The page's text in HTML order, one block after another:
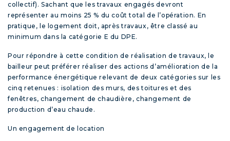
collectif). Sachant que les travaux engagés devront
représenter au moins 25 % du coût total de l’opération. En
pratique, le logement doit, après travaux, être classé au
minimum dans la catégorie E du DPE.
Pour répondre à cette condition de réalisation de travaux, le
bailleur peut préférer réaliser des actions d’amélioration de la
performance énergétique relevant de deux catégories sur les
cinq retenues : isolation des murs, des toitures et des
fenêtres, changement de chaudière, changement de
production d’eau chaude.
Un engagement de location